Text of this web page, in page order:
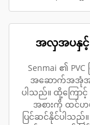
အလှအပနှင့်
Senmai ၏
အဆောက်အအုံအမျို
ပါသည်။ ထို့ကြေ
အစားကို ထင်ဟပ်
ပြင်ဆင်နိုင်ပါ